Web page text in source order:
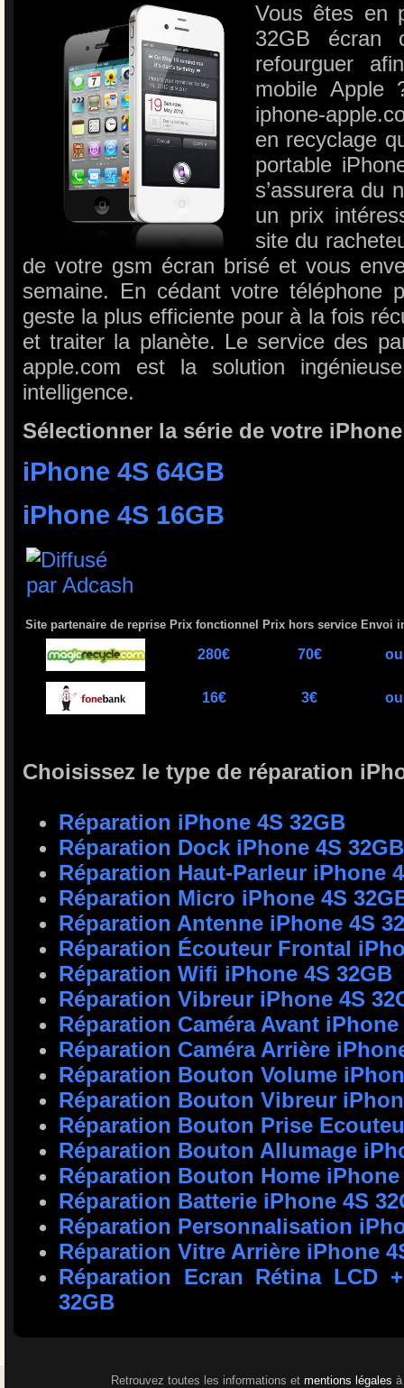
Vous êtes en
32GB écran
refourguer
mobile Apple
iphone-
en recyclage
portable
s’assurera du
un prix
site du
de votre gsm écran brisé et vous
semaine. En cédant votre téléphone
geste la plus efficiente pour à la fois
et traiter la planète. Le service des
apple.com est la solution
intelligence.
Sélectionner la série de votre
iPhone 4S 64GB
iPhone 4S 16GB
Site partenaire de reprise Prix fonctionnel Prix hors service Envoi
280€ 70€
16€ 3€
Choisissez le type de réparation
Réparation iPhone 4S 32GB
Réparation Dock iPhone 4S 32GB
Réparation Haut-Parleur iPhone
Réparation Micro iPhone 4S
Réparation Antenne iPhone 4S
Réparation Écouteur Frontal
Réparation Wifi iPhone 4S 32GB
Réparation Vibreur iPhone 4S
Réparation Caméra Avant iPhone
Réparation Caméra Arrière
Réparation Bouton Volume
Réparation Bouton Vibreur
Réparation Bouton Prise
Réparation Bouton Allumage
Réparation Bouton Home iPhone
Réparation Batterie iPhone 4S
Réparation Personnalisation
Réparation Vitre Arrière iPhone
Réparation Ecran Rétina LCD
32GB
Retrouvez toutes les informations etmentions légales